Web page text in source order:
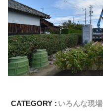
CATEGORY : いろんな現場